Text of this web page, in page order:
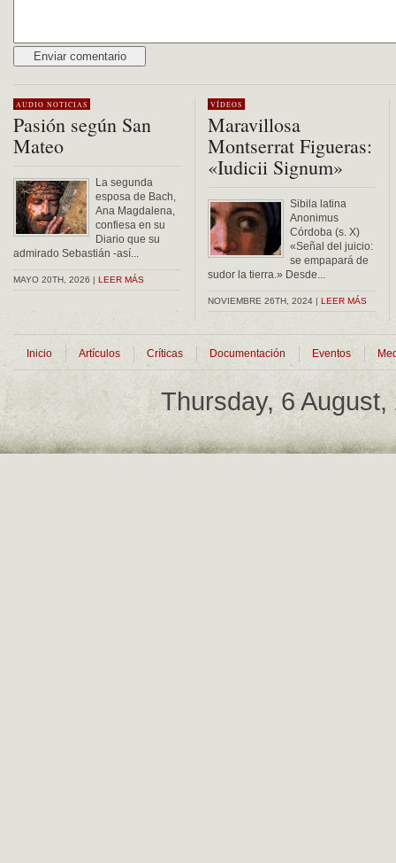
AUDIO NOTICIAS
Pasión según San
Mateo
La segunda
esposa de Bach,
Ana Magdalena,
confiesa en su
Diario que su
admirado Sebastián -así...
MAYO 20TH, 2026 | LEER MÁS
VÍDEOS
Maravillosa
Montserrat Figueras:
«Iudicii Signum»
Sibila latina
Anonimus
Córdoba (s. X)
«Señal del juicio:
se empapará de
sudor la tierra.» Desde...
NOVIEMBRE 26TH, 2024 | LEER MÁS
Inicio Artículos Críticas Documentación Eventos
Thursday, 6